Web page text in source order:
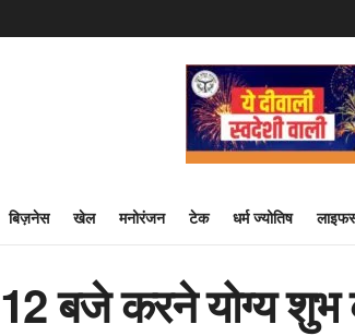
बिज़नेस खेल मनोरंजन टेक धर्म ज्योतिष
12 बजे करने योग्य शुभ